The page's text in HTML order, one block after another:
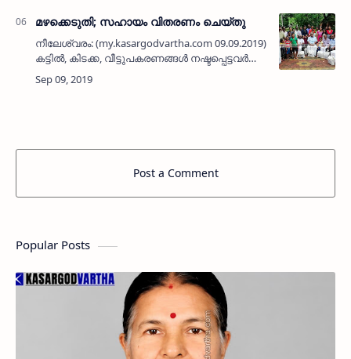
മഴക്കെടുതി; സഹായം വിതരണം ചെയ്തു
നീലേശ്വരം: (my.kasargodvartha.com 09.09.2019) മഴക്കെടുതിയില്‍
കട്ടില്‍, കിടക്ക, വീട്ടുപകരണങ്ങള്‍ നഷ്ടപ്പെട്ടവര്‍ക്ക്
സഹായങ്ങള്‍ വിതരണം ചെയ്തു. നീലേശ്വരം
പടിഞ്ഞാറ്റ…
Post a Comment
Popular Posts